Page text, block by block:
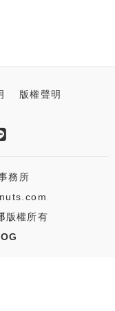
版權聲明
務所
版權所有